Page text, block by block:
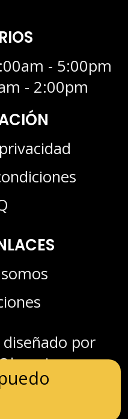
- 5:00pm
- 2:00pm
por